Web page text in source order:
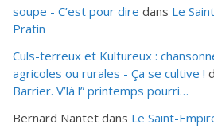
soupe - C’est pour dire dans Le
Pratin
Culs-terreux et Kultureux :
agricoles ou rurales - Ça se cultive !
Barrier. V’là l” printemps pourri…
Bernard Nantet dans Le Saint-